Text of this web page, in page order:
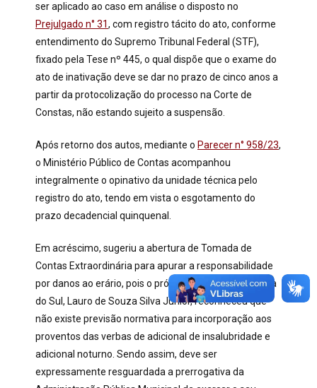
ser aplicado ao caso em análise o disposto no
Prejulgado n° 31, com registro tácito do ato, conforme
entendimento do Supremo Tribunal Federal (STF),
fixado pela Tese nº 445, o qual dispõe que o exame do
ato de inativação deve se dar no prazo de cinco anos a
partir da protocolização do processo na Corte de
Constas, não estando sujeito a suspensão.
Após retorno dos autos, mediante o Parecer n° 958/23,
o Ministério Público de Contas acompanhou
integralmente o opinativo da unidade técnica pelo
registro do ato, tendo em vista o esgotamento do
prazo decadencial quinquenal.
Em acréscimo, sugeriu a abertura de Tomada de
Contas Extraordinária para apurar a responsabilidade
por danos ao erário, pois o próprio Prefeito de Jandaia
do Sul, Lauro de Souza Silva Junior, reconheceu que
não existe previsão normativa para incorporação aos
proventos das verbas de adicional de insalubridade e
adicional noturno. Sendo assim, deve ser
expressamente resguardada a prerrogativa da